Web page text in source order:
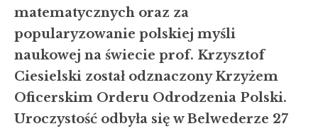
matematycznych oraz za
popularyzowanie polskiej myśli
naukowej na świecie prof. Krzysztof
Ciesielski został odznaczony Krzyżem
Oficerskim Orderu Odrodzenia Polski.
Uroczystość odbyła się w Belwederze 27